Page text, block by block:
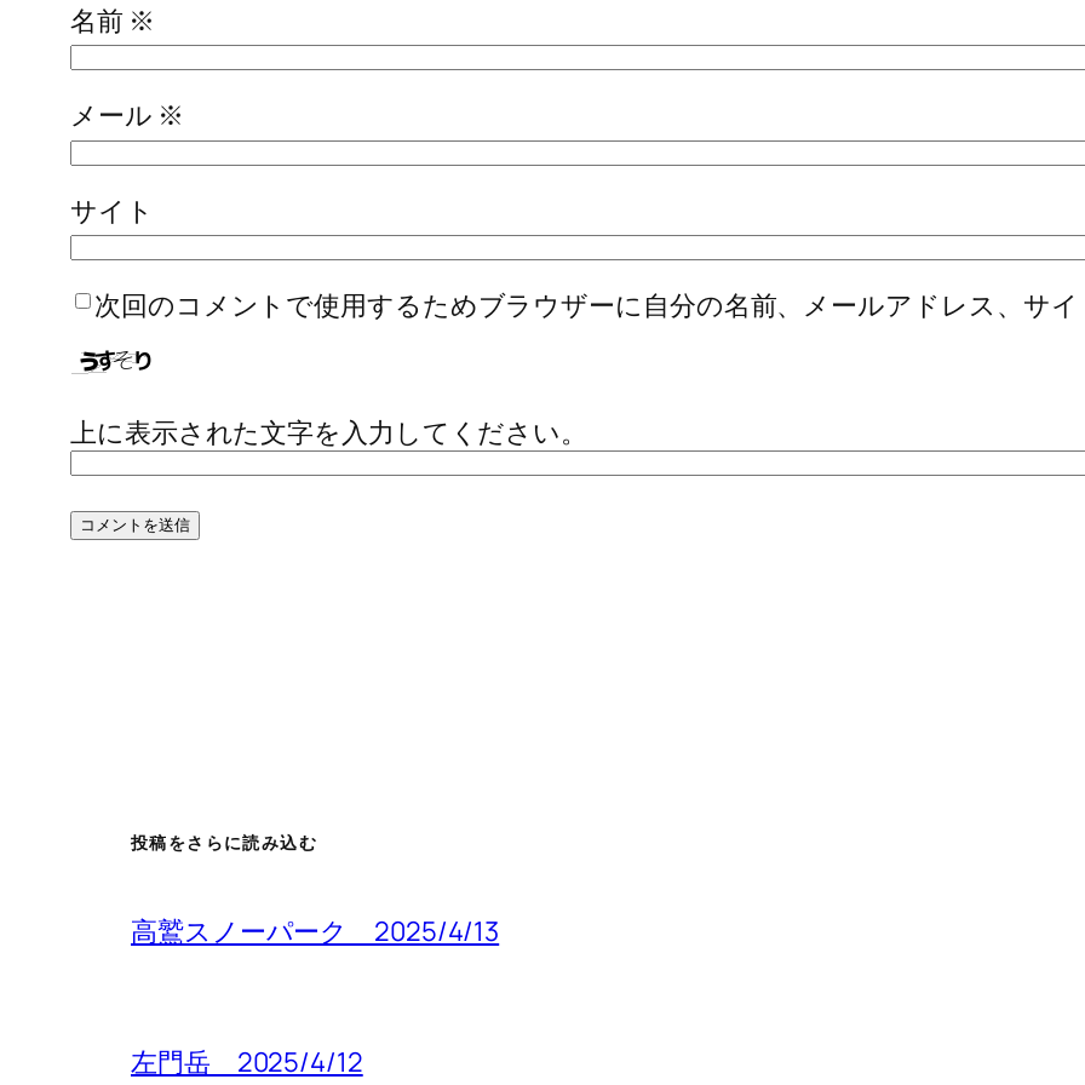
名前 ※
メール ※
サイト
次回のコメントで使用するためブラウザーに自分の名前、メールアドレス、サイ
上に表示された文字を入力してください。
投稿をさらに読み込む
高鷲スノーパーク 2025/4/13
左門岳 2025/4/12